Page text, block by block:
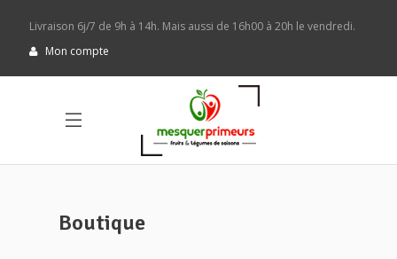
Livraison 6j/7 de 9h à 14h. Mais aussi de 16h00 à 20h le vendredi.
Mon compte
Boutique